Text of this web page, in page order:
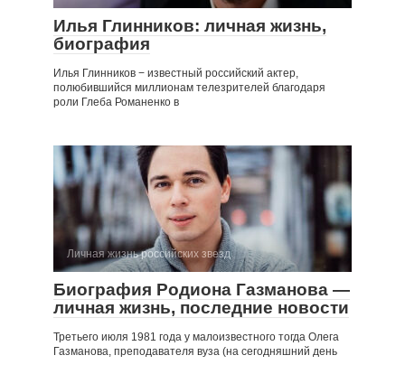
Илья Глинников: личная жизнь,
биография
Илья Глинников − известный российский актер,
полюбившийся миллионам телезрителей благодаря
роли Глеба Романенко в
Личная жизнь российских звезд
Биография Родиона Газманова —
личная жизнь, последние новости
Третьего июля 1981 года у малоизвестного тогда Олега
Газманова, преподавателя вуза (на сегодняшний день